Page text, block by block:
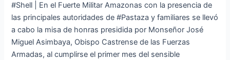
#Shell | En el Fuerte Militar Amazonas con la presencia de
las principales autoridades de #Pastaza y familiares se llevó
a cabo la misa de honras presidida por Monseñor José
Miguel Asimbaya, Obispo Castrense de las Fuerzas
Armadas, al cumplirse el primer mes del sensible
aéreo
suscitado
en
Pastaza